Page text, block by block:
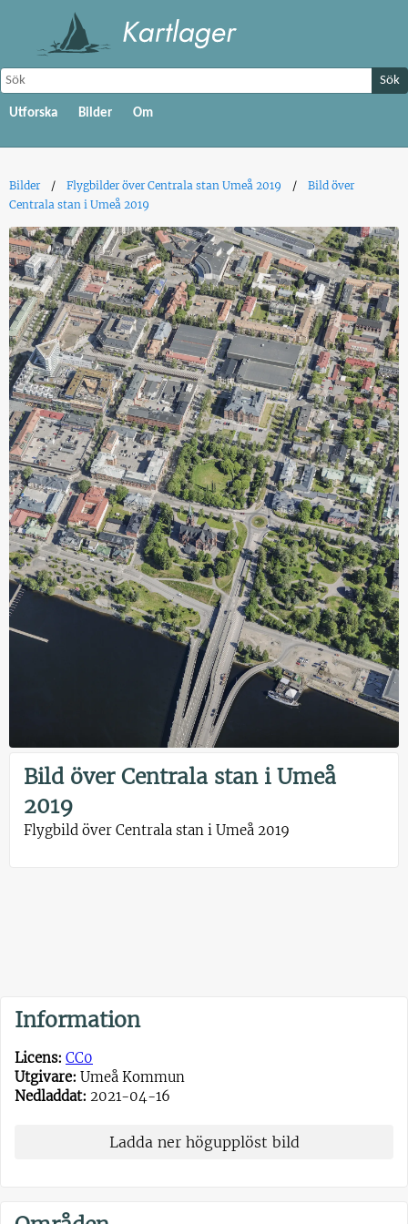
Sök
Utforska Bilder Om
Bilder Flygbilder över Centrala stan Umeå 2019
Bild över
Centrala stan i Umeå 2019
Bild över Centrala stan i Umeå
2019
Flygbild över Centrala stan i Umeå 2019
Information
Licens: CC0
Utgivare: Umeå Kommun
Nedladdat: 2021-04-16
Ladda ner högupplöst bild